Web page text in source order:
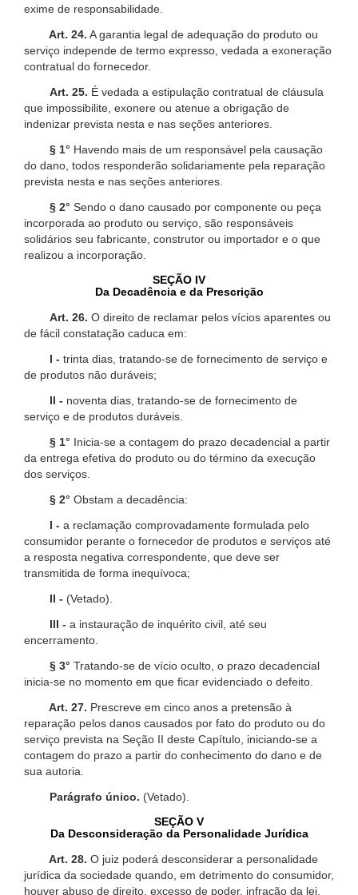
exime de responsabilidade.
Art. 24. A garantia legal de adequação do produto ou
serviço independe de termo expresso, vedada a exoneração
contratual do fornecedor.
Art. 25. É vedada a estipulação contratual de cláusula
que impossibilite, exonere ou atenue a obrigação de
indenizar prevista nesta e nas seções anteriores.
§ 1° Havendo mais de um responsável pela causação
do dano, todos responderão solidariamente pela reparação
prevista nesta e nas seções anteriores.
§ 2° Sendo o dano causado por componente ou peça
incorporada ao produto ou serviço, são responsáveis
solidários seu fabricante, construtor ou importador e o que
realizou a incorporação.
SEÇÃO IV
Da Decadência e da Prescrição
Art. 26. O direito de reclamar pelos vícios aparentes ou
de fácil constatação caduca em:
I - trinta dias, tratando-se de fornecimento de serviço e
de produtos não duráveis;
II - noventa dias, tratando-se de fornecimento de
serviço e de produtos duráveis.
§ 1° Inicia-se a contagem do prazo decadencial a partir
da entrega efetiva do produto ou do término da execução
dos serviços.
§ 2° Obstam a decadência:
I - a reclamação comprovadamente formulada pelo
consumidor perante o fornecedor de produtos e serviços até
a resposta negativa correspondente, que deve ser
transmitida de forma inequívoca;
II - (Vetado).
III - a instauração de inquérito civil, até seu
encerramento.
§ 3° Tratando-se de vício oculto, o prazo decadencial
inicia-se no momento em que ficar evidenciado o defeito.
Art. 27. Prescreve em cinco anos a pretensão à
reparação pelos danos causados por fato do produto ou do
serviço prevista na Seção II deste Capítulo, iniciando-se a
contagem do prazo a partir do conhecimento do dano e de
sua autoria.
Parágrafo único. (Vetado).
SEÇÃO V
Da Desconsideração da Personalidade Jurídica
Art. 28. O juiz poderá desconsiderar a personalidade
jurídica da sociedade quando, em detrimento do consumidor,
houver abuso de direito, excesso de poder, infração da lei,